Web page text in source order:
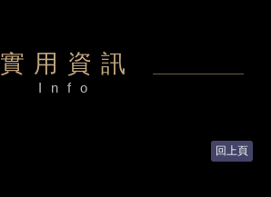
實用資訊
Info
回上頁